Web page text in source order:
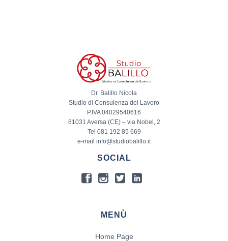
Dr. Balillo Nicola
Studio di Consulenza del Lavoro
P.IVA 04029540616
81031 Aversa (CE) – via Nobel, 2
Tel 081 192 85 669
e-mail info@studiobalillo.it
SOCIAL
MENÙ
Home Page